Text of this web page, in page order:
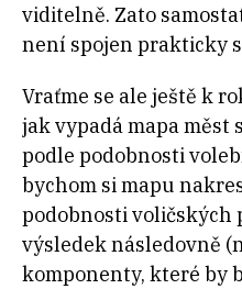
viditelně. Zato
není spojen prakticky
Vraťme se ale ještě k
jak vypadá mapa měst
podle podobnosti
bychom si mapu
podobnosti voličských
výsledek následovně
komponenty, které by